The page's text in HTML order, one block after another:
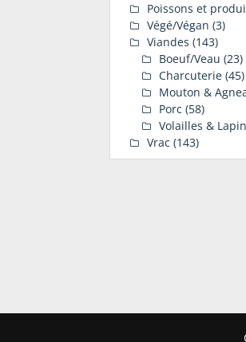
Poissons et
Végé/Végan (3)
Viandes (143)
Boeuf/Veau (23)
Charcuterie (45)
Mouton &
Porc (58)
Volailles & Lapin
Vrac (143)